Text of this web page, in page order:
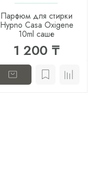
Парфюм для стирки
Hypno Casa Oxigene
10ml саше
1 200 ₸